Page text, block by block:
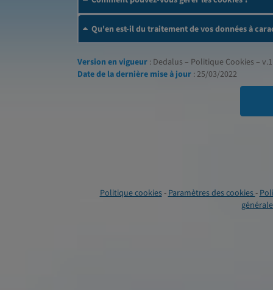
Qu'en est-il du traitement de vos données à
Version en vigueur : Dedalus – Politique Cookies –
Date de la dernière mise à jour : 25/03/2022
Politique cookies- Paramètres des cookies-